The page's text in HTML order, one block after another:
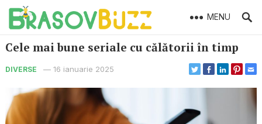
MENU
Cele mai bune seriale cu călătorii în timp
DIVERSE — 16 ianuarie 2025